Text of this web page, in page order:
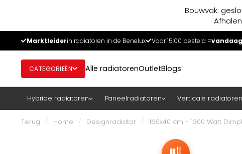
Bouwvak:
Marktleiderin radiatoren in de Benelux Voor 15:00 besteld =
CATEGORIEËN Alle radiatorenOutletBlogs
Hybride radiatoren Paneelradiatoren Verticale radiatoren
Terug / Home / Designradiator / 160x40 cm - 1300 Watt